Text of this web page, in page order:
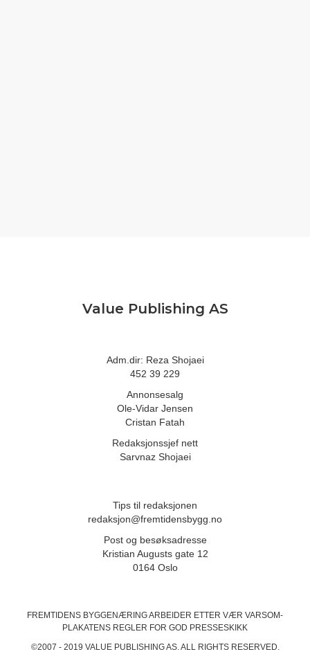
Value Publishing AS
Adm.dir: Reza Shojaei
452 39 229
Annonsesalg
Ole-Vidar Jensen
Cristan Fatah
Redaksjonssjef nett
Sarvnaz Shojaei
Tips til redaksjonen
redaksjon@fremtidensbygg.no
Post og besøksadresse
Kristian Augusts gate 12
0164 Oslo
FREMTIDENS BYGGENÆRING ARBEIDER ETTER VÆR VARSOM-
PLAKATENS REGLER FOR GOD PRESSESKIKK
©2007 - 2019 VALUE PUBLISHING AS. ALL RIGHTS RESERVED.